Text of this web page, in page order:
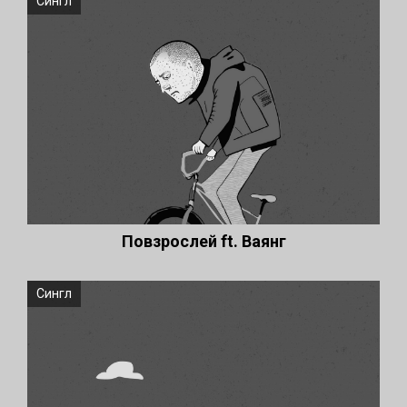
Повзрослей ft. Ваянг
Сингл